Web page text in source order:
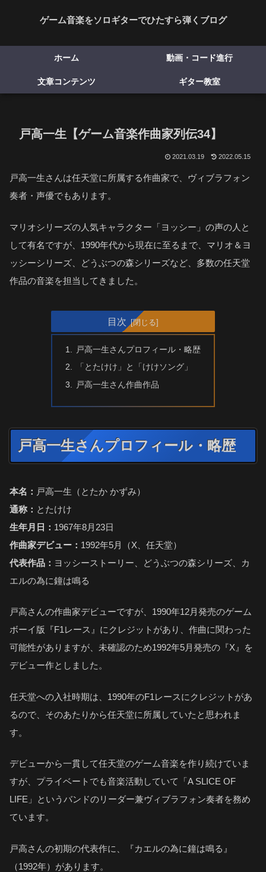
ゲーム音楽をソロギターでひたすら弾くブログ
ホーム 動画・コード進行
文章コンテンツ ギター教室
戸高一生【ゲーム音楽作曲家列伝34】
2021.03.19 2022.05.15
戸高一生さんは任天堂に所属する作曲家で、ヴィブラフォン
奏者・声優でもあります。
マリオシリーズの人気キャラクター「ヨッシー」の声の人と
して有名ですが、1990年代から現在に至るまで、マリオ＆ヨ
ッシーシリーズ、どうぶつの森シリーズなど、多数の任天堂
作品の音楽を担当してきました。
目次
戸高一生さんプロフィール・略歴
「とたけけ」と「けけソング」
戸高一生さん作曲作品
戸高一生さんプロフィール・略歴
本名： 戸高一生（とたか かずみ）
通称： とたけけ
生年月日： 1967年8月23日
作曲家デビュー： 1992年5月（X、任天堂）
代表作品： ヨッシーストーリー、どうぶつの森シリーズ、カ
エルの為に鐘は鳴る
戸高さんの作曲家デビューですが、1990年12月発売のゲーム
ボーイ版『F1レース』にクレジットがあり、作曲に関わった
可能性がありますが、未確認のため1992年5月発売の『X』を
デビュー作としました。
任天堂への入社時期は、1990年のF1レースにクレジットがあ
るので、そのあたりから任天堂に所属していたと思われま
す。
デビューから一貫して任天堂のゲーム音楽を作り続けていま
すが、プライベートでも音楽活動していて「A SLICE OF
LIFE」というバンドのリーダー兼ヴィブラフォン奏者を務め
ています。
戸高さんの初期の代表作に、『カエルの為に鐘は鳴る』
（1992年）があります。